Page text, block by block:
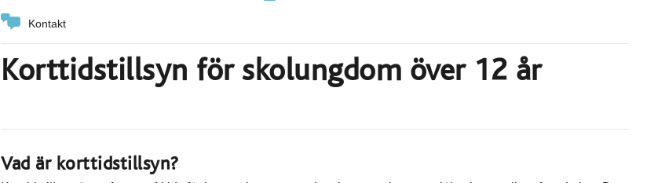
Kontakt
Korttidstillsyn för skolungdom över 12 år
Vad är korttidstillsyn?